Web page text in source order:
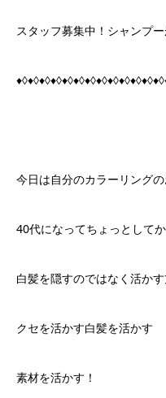
スタッフ募集中！シャンプ
今日は自分のカラーリング
40代になってちょっとして
白髪を隠すのではなく活か
クセを活かす白髪を活かす
素材を活かす！